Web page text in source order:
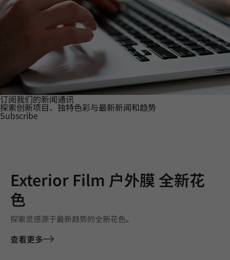
订阅我们的新闻通讯
探索创新项目、独特色彩与最新新闻和趋势
Subscribe
Exterior Film 户外膜 全新花
色
探索灵感源于最新趋势的全新花色。
查看更多